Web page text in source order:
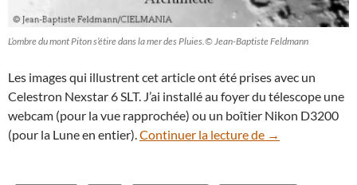
L’ombre du mont Piton s’étire dans la mer des Pluies.© Jean-Baptiste Feldmann
Les images qui illustrent cet article ont été prises avec un
Celestron Nexstar 6 SLT. J’ai installé au foyer du télescope une
webcam (pour la vue rapprochée) ou un boîtier Nikon D3200
(pour la Lune en entier).Continuer la lecture de Ombre géante
→